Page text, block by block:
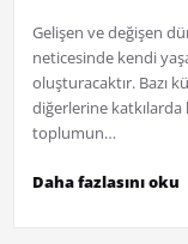
Gelişen ve değişen
neticesinde kendi
oluşturacaktır. Bazı
diğerlerine
toplumun…
Daha fazlasını oku